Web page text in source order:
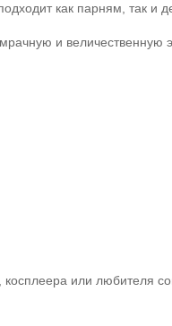
как парням, так и
и величественную
или любителя